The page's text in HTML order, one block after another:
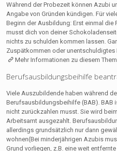
Während der Probezeit können Azubi
Angabe von Gründen kündigen. Für
Beginn der Ausbildung: Erst einmal die
musst dich von deiner
nichts zu schulden kommen lassen.
Zuspätkommen oder unentschuldigtes
Mehr Informationen zu diesem
Berufsausbildungsbeihilfe
Viele Auszubildende haben während
Berufsausbildungsbeihilfe (BAB). BAB
nicht zurückzahlen musst. Sie wird
Arbeitsamt ausgezahlt.
allerdings grundsätzlich nur dann
wohnen(Bei minderjährigen Azubis
Grund vorliegen, z.B. eine weit